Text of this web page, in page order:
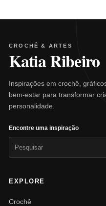
CROCHÊ & ARTES
Katia Ribeiro
Inspirações em crochê,
bem-estar para transformar
personalidade.
Encontre uma inspiração
EXPLORE
Crochê